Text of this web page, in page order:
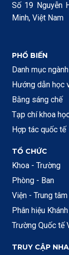
Số 19 Nguyễn
Minh, Việt Nam
PHỔ BIẾN
Danh mục ngành
Hướng dẫn học
Bằng sáng chế
Tạp chí khoa
Hợp tác quốc tế
TỔ CHỨC
Khoa - Trường
Phòng - Ban
Viện - Trung tâm
Phân hiệu
Trường Quốc tế
TRUY CẬP